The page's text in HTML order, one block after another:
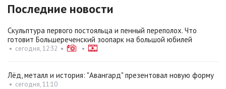
Последние новости
Скульптура первого постояльца и пенный переполох. Что
готовит Большереченский зоопарк на большой юбилей
• сегодня, 12:32 • •
Лёд, металл и история: "Авангард" презентовал новую форму
• сегодня, 11:10